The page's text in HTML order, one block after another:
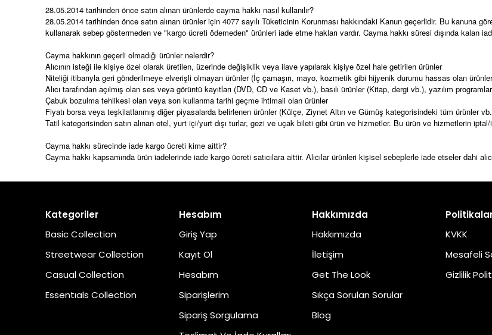
28.05.2014 tarihinden önce satın alınan ürünlerde cayma hakkı nasıl kullanılır?
28.05.2014 tarihinden önce satın alınan ürünler için 4077 sayılı Tüketicinin Korunması hakkındaki Kanun geçerlidir. Bu kanuna
kullanarak sebep göstermeden ve "kargo ücreti ödemeden" ürünleri iade etme hakları vardır. Cayma hakkı süresi dışında kalan
Cayma hakkının geçerli olmadığı ürünler nelerdir?
Alıcının isteği ile kişiye özel olarak üretilen, üzerinde değişiklik veya ilave yapılarak kişiye özel hale getirilen ürünler
Niteliği itibarıyla geri gönderilmeye elverişli olmayan ürünler (İç çamaşırı, mayo, kozmetik gibi hijyenik durumu hassas olan
Alıcı tarafından açılmış olan ses veya görüntü kayıtları (DVD, CD ve Kaset vb.), basılı ürünler (Kitap, dergi vb.), yazılım
Çabuk bozulma tehlikesi olan veya son kullanma tarihi geçme ihtimali olan ürünler
Fiyatı borsa veya teşkilatlanmış diğer piyasalarda belirlenen ürünler (Külçe, Ziynet Altın ve Gümüş kategorisindeki tüm ürünler
Tatil kategorisinden satın alınan otel, yurt içi/yurt dışı turlar, gezi ve uçak bileti gibi ürün ve hizmetler. Bu ürün ve hizmetlerin iptal/
Cayma hakkı sürecinde iade kargo ücreti kime aittir?
Cayma hakkı kapsamında ürün iadelerinde iade kargo ücreti satıcılara aittir. Alıcılar ürünleri kişisel sebeplerle iade etseler dahi
Kategoriler
Basic Collection
Streetwear Collection
Casual Collection
Essentıals Collection
Hesabım
Giriş Yap
Kayıt Ol
Hesabım
Siparişlerim
Sipariş Sorgulama
Hakkımızda
Hakkımızda
İletişim
Get The Look
Sıkça Sorulan Sorular
Blog
KVKK
Mesafeli
Gizlilik